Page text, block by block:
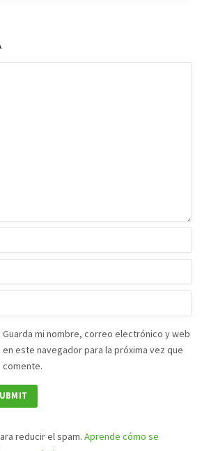
Guarda mi nombre, correo electrónico y web
en este navegador para la próxima vez que
comente.
reducir el spam. Aprende cómo se